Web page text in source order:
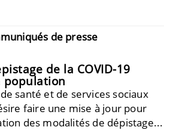
de presse
de la COVID-19
population
santé et de services sociaux
faire une mise à jour pour
des modalités de dépistage...